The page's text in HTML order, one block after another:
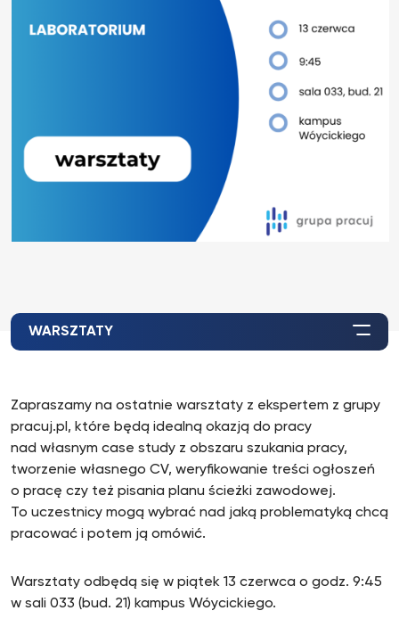
WARSZTATY
Zapraszamy na ostatnie warsztaty z ekspertem z grupy
pracuj.pl, które będą idealną okazją do pracy
nad własnym case study z obszaru szukania pracy,
tworzenie własnego CV, weryfikowanie treści ogłoszeń
o pracę czy też pisania planu ścieżki zawodowej.
To uczestnicy mogą wybrać nad jaką problematyką chcą
pracować i potem ją omówić.
Warsztaty odbędą się w piątek 13 czerwca o godz. 9:45
w sali 033 (bud. 21) kampus Wóycickiego.